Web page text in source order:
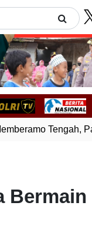
Tengah,